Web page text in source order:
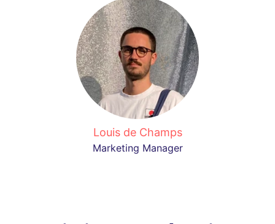
Louis de Champs
Marketing Manager